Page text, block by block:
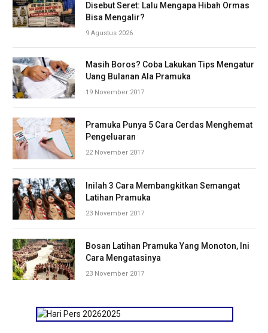
Disebut Seret: Lalu Mengapa Hibah Ormas
Bisa Mengalir?
9 Agustus 2026
Masih Boros? Coba Lakukan Tips Mengatur
Uang Bulanan Ala Pramuka
19 November 2017
Pramuka Punya 5 Cara Cerdas Menghemat
Pengeluaran
22 November 2017
Inilah 3 Cara Membangkitkan Semangat
Latihan Pramuka
23 November 2017
Bosan Latihan Pramuka Yang Monoton, Ini
Cara Mengatasinya
23 November 2017